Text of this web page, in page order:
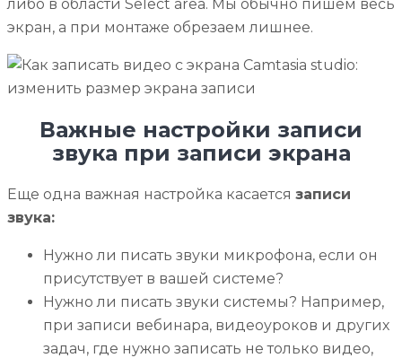
либо в области Select area. Мы обычно пишем весь
экран, а при монтаже обрезаем лишнее.
Важные настройки записи
звука при записи экрана
Еще одна важная настройка касается записи
звука:
Нужно ли писать звуки микрофона, если он
присутствует в вашей системе?
Нужно ли писать звуки системы? Например,
при записи вебинара, видеоуроков и других
задач, где нужно записать не только видео,